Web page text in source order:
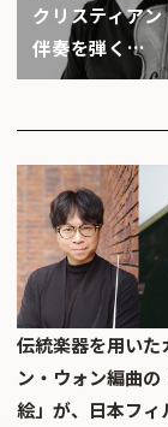
クリスティア
伴奏を弾く…
伝統楽器を用いた
ン・ウォン編曲の
絵」が、日本フィ